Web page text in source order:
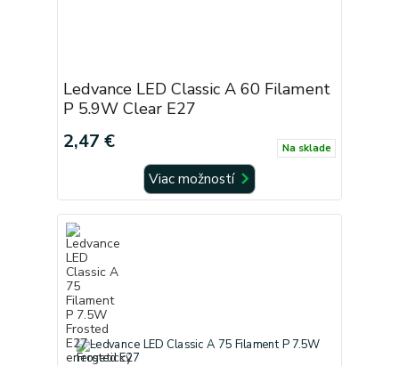
Ledvance LED Classic A 60 Filament
P 5.9W Clear E27
2,47 € Na sklade
Viac možností